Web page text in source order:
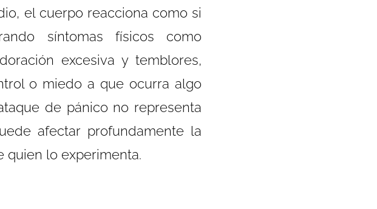
el cuerpo reacciona como si
síntomas físicos como
excesiva y temblores,
o miedo a que ocurra algo
de pánico no representa
afectar profundamente la
quien lo experimenta.